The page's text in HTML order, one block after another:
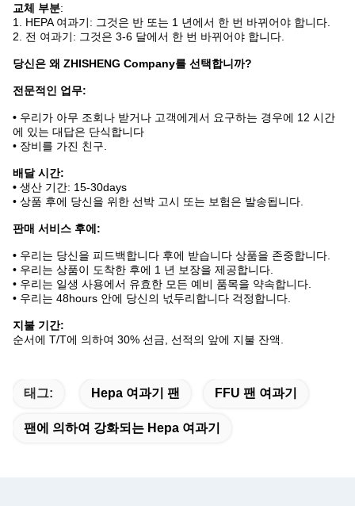
교체 부분:
1. HEPA 여과기: 그것은 반 또는 1 년에서 한 번 바뀌어야 합니다.
2. 전 여과기: 그것은 3-6 달에서 한 번 바뀌어야 합니다.
당신은 왜 ZHISHENG Company를 선택합니까?
전문적인 업무:
• 우리가 아무 조회나 받거나 고객에게서 요구하는 경우에 12 시간
에 있는 대답은 단식합니다
• 장비를 가진 친구.
배달 시간:
• 생산 기간: 15-30days
• 상품 후에 당신을 위한 선박 고시 또는 보험은 발송됩니다.
판매 서비스 후에:
• 우리는 당신을 피드백합니다 후에 받습니다 상품을 존중합니다.
• 우리는 상품이 도착한 후에 1 년 보장을 제공합니다.
• 우리는 일생 사용에서 유효한 모든 예비 품목을 약속합니다.
• 우리는 48hours 안에 당신의 넋두리합니다 걱정합니다.
지불 기간:
순서에 T/T에 의하여 30% 선금, 선적의 앞에 지불 잔액.
태그: Hepa 여과기 팬 FFU 팬 여과기
팬에 의하여 강화되는 Hepa 여과기